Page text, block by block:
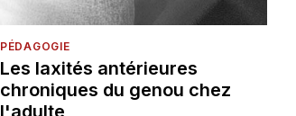
PÉDAGOGIE
Les laxités antérieures
chroniques du genou chez
l'adulte